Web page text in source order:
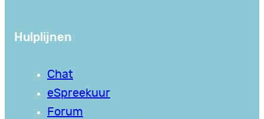
Hulplijnen
Chat
eSpreekuur
Forum